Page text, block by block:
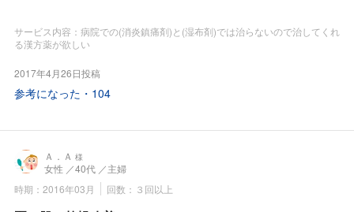
佐藤先生は「処方せん薬」の知識も豊富で、今は主治医が発
行された「処方せん」は病院横の調剤薬局ではなく「すみれ
漢方施薬院薬局」の若い薬剤師さんに持って行き詳しく薬の
説明や飲み方を聞いています。
眼底出血は再発しやすいので佐藤先生に糖尿病そのものに最
たしかに調剤専門の薬局とは一味異なる薬局でした。
田七人参はネットでも買えますしドラッグストアでも販売さ
れていますが、佐藤先生が推奨する田七人参、本当に飲んで
行く先々の病院でCT検査を受けていたのです。
最後に薬剤師さんが推奨する漢方薬やサプリメントを先ずは
当初は杖が必要ですし15分連続で歩けなかったのに少しずつ
痛みが緩和し半年したら杖なしで歩けました。
ましょう」との事。
当初は数種類服用でしたが、今は冷えを改善して血液を増や
すという漢方薬「婦宝当帰膠」だけを飲んで元気で生活して
サービス内容：病院での(消炎鎮痛剤)と(湿布剤)では治らないので治してくれ
る漢方薬が欲しい
2017年4月26日投稿
参考になった・ 104
Ａ．Ａ 様
女性 ／40代 ／主婦
時期：2016年03月
回数：３回以上